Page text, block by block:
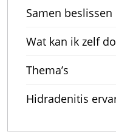
Samen beslissen
Wat kan ik zelf
Thema’s
Hidradenitis